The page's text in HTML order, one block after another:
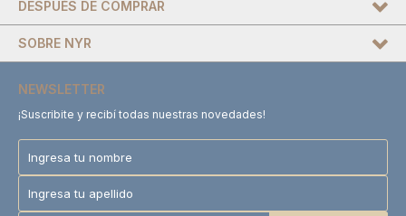
DESPUÉS DE COMPRAR
SOBRE NYR
NEWSLETTER
¡Suscribite y recibí todas nuestras novedades!